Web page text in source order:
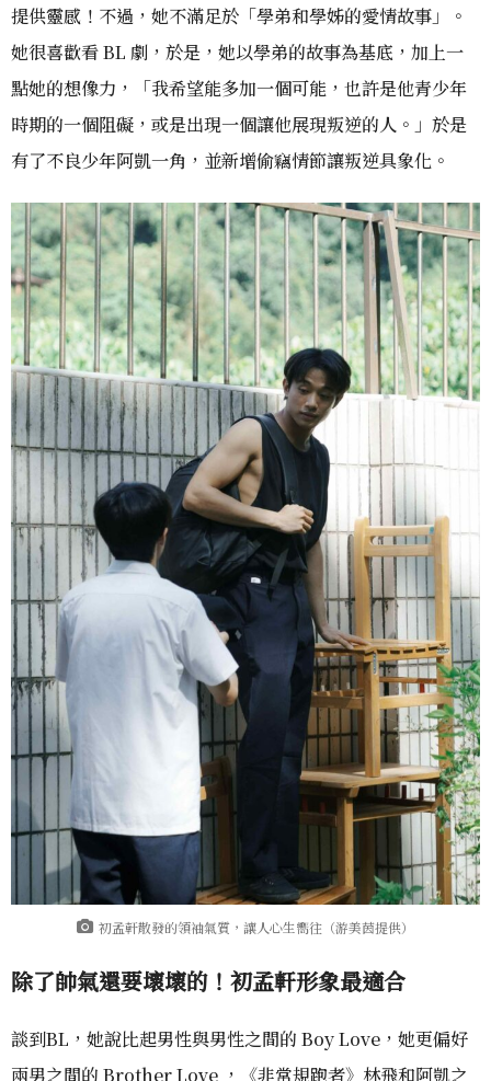
提供靈感！不過，她不滿足於「學弟和學姊的愛情故事」。
她很喜歡看 BL 劇，於是，她以學弟的故事為基底，加上一
點她的想像力，「我希望能多加一個可能，也許是他青少年
時期的一個阻礙，或是出現一個讓他展現叛逆的人。」於是
有了不良少年阿凱一角，並新增偷竊情節讓叛逆具象化。
初孟軒散發的領袖氣質，讓人心生嚮往（游美茵提供）
除了帥氣還要壞壞的！初孟軒形象最適合
談到BL，她說比起男性與男性之間的 Boy Love，她更偏好
兩男之間的 Brother Love ，《非常規跑者》林飛和阿凱之